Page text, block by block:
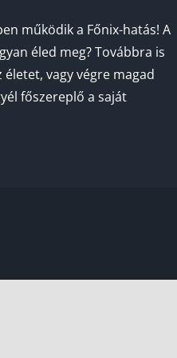
működik a Főnix-hatás! A
éled meg? Továbbra is
életet, vagy végre magad
főszereplő a saját